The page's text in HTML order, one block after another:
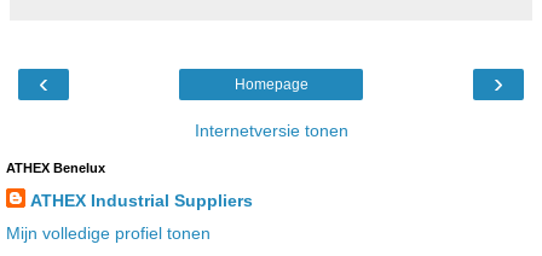
‹ ›
Homepage
Internetversie tonen
ATHEX Benelux
ATHEX Industrial Suppliers
Mijn volledige profiel tonen